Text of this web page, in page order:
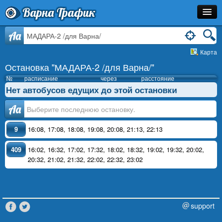
Варна Трафик
Остановка
Расписание
Как Добраться?
Инфо
Aa
Карта
Остановка "МАДАРА-2 /для Варна/"
№ расписание через расстояние
Нет автобусов едущих до этой остановки
Аа
9 16:08, 17:08, 18:08, 19:08, 20:08, 21:13, 22:13
409 16:02, 16:32, 17:02, 17:32, 18:02, 18:32, 19:02, 19:32, 20:02,
20:32, 21:02, 21:32, 22:02, 22:32, 23:02
support